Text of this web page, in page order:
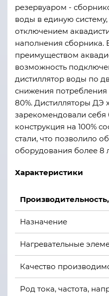
резервуаром -
воды в единую
отключением
наполнения
преимуществом
возможность
дистиллятор воды по
снижения
80%. Дистилляторы ДЭ
зарекомендовали себя
конструкция на 100%
стали, что позволило
оборудования более 8
Характеристики
Назначение
Нагревательные
Качество
Род тока, частота,